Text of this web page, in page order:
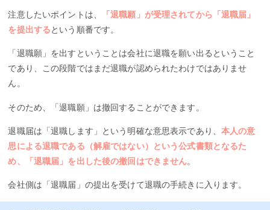
注意したいポイントは、
「退職願」が受理されてから「退職届」
を提出するという順番です。
「退職願」を出すということは会社に退職を願い出るということ
であり、この段階ではまだ退職が認められたわけではありませ
ん。
そのため、「退職願」は撤回することができます。
退職届は「退職します」という明確な意思表示であり、本人の意
思による退職である（解雇ではない）という公式書類となるた
め、「退職届」を出した後の撤回はできません。
会社側は「退職届」の提出を受けて退職の手続きに入ります。